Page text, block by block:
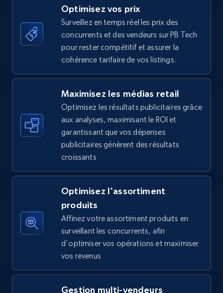
Walmart - products
URL, Final price, Sku, Currency, Gtin,
Specifications, Image urls, Top reviews, and
5.6K+ 875+ Commencer
Walmart - products - Find new products by
using specific category URL
URL, Final price, Sku, Currency, Gtin,
more.
875+
Specifications, Image urls, Top reviews, and
Optimisez vos prix
Surveillez en temps réel les prix des
concurrents et des vendeurs sur PB Tech
pour rester compétitif et assurer la
cohérence tarifaire de vos listings.
Maximisez les médias retail
Optimisez les résultats publicitaires grâce
aux analyses, maximisant le ROI et
garantissant que vos dépenses
publicitaires génèrent des résultats
croissants
Optimisez l'assortiment
produits
Affinez votre assortiment produits en
surveillant les concurrents, afin
d'optimiser vos opérations et maximiser
vos revenus
Gestion multi-vendeurs